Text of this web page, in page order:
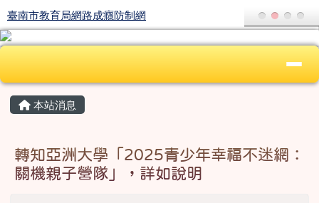
跳至主內容區
臺南市教育局網路成癮防制網
臺南市教育局網路成癮防制網
導覽列
上中區域內容
主內容區域
本站消息
轉知亞洲大學「2025青少年幸福不迷網：
關機親子營隊」，詳如說明
頁尾區域